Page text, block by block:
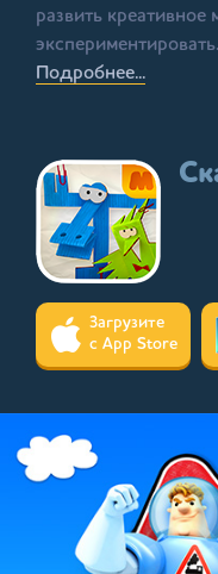
Выпуск
В
развить
экспериментировать.
Подробнее...
Загрузите
с App Store